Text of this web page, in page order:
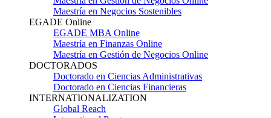
Maestría en Negocios Sostenibles
EGADE Online
EGADE MBA Online
Maestría en Finanzas Online
Maestría en Gestión de Negocios Online
DOCTORADOS
Doctorado en Ciencias Administrativas
Doctorado en Ciencias Financieras
INTERNATIONALIZATION
Global Reach